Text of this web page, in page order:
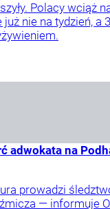
Polacy wciąż
nie na tydzień, a
adwokata na
prowadzi
— informuje